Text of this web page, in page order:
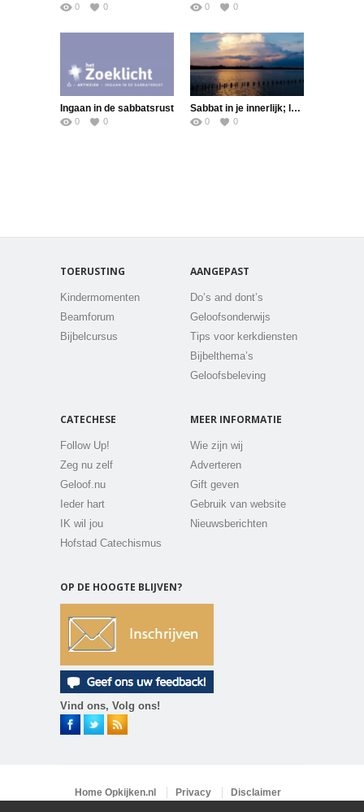
0 0 0 0
Ingaan in de sabbatsrust
0 0
Sabbat in je innerlijk; leven vanuit Gods rust
0 0
TOERUSTING
Kindermomenten
Beamforum
Bijbelcursus
AANGEPAST
Do’s and dont’s
Geloofsonderwijs
Tips voor kerkdiensten
Bijbelthema’s
Geloofsbeleving
CATECHESE
Follow Up!
Zeg nu zelf
Geloof.nu
Ieder hart
IK wil jou
Hofstad Catechismus
MEER INFORMATIE
Wie zijn wij
Adverteren
Gift geven
Gebruik van website
Nieuwsberichten
OP DE HOOGTE BLIJVEN?
Vind ons, Volg ons!
Home Opkijken.nl Privacy
Disclaimer